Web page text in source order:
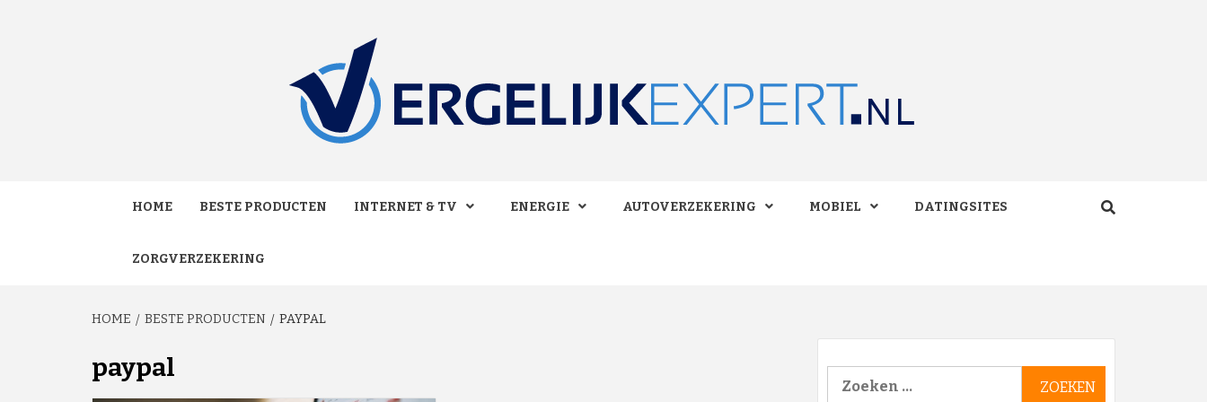
VERGELIJKEXPERT.NL
HOME BESTE PRODUCTEN INTERNET & TV ENERGIE AUTOVERZEKERING MOBIEL DATINGSITES
ZORGVERZEKERING
HOME BESTE PRODUCTEN PAYPAL
paypal
Zoeken
naar: